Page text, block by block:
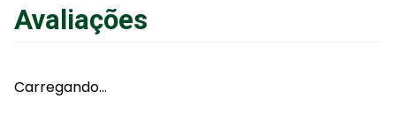
Adicionar ao Carrinho
Avaliações
Carregando…